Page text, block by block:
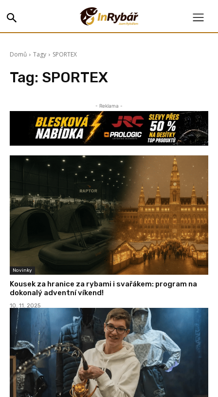
Domů Tagy SPORTEX
Tag: SPORTEX
- Reklama -
Novinky
Kousek za hranice za rybami i svařákem: program na
dokonalý adventní víkend!
10. 11. 2025